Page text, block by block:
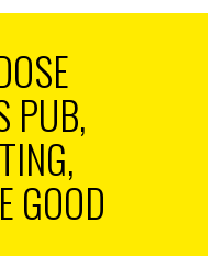
PUB,
GOOD